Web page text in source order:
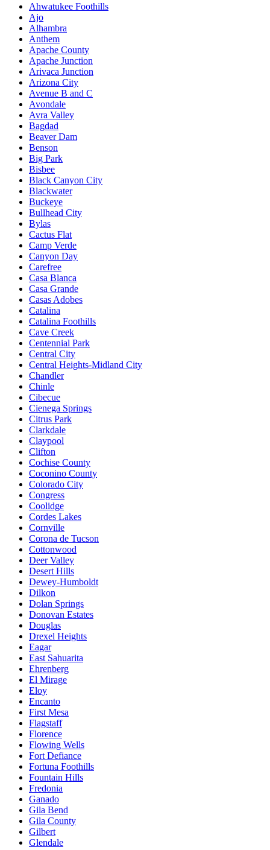
Ahwatukee Foothills
Ajo
Alhambra
Anthem
Apache County
Apache Junction
Arivaca Junction
Arizona City
Avenue B and C
Avondale
Avra Valley
Bagdad
Beaver Dam
Benson
Big Park
Bisbee
Black Canyon City
Blackwater
Buckeye
Bullhead City
Bylas
Cactus Flat
Camp Verde
Canyon Day
Carefree
Casa Blanca
Casa Grande
Casas Adobes
Catalina
Catalina Foothills
Cave Creek
Centennial Park
Central City
Central Heights-Midland City
Chandler
Chinle
Cibecue
Cienega Springs
Citrus Park
Clarkdale
Claypool
Clifton
Cochise County
Coconino County
Colorado City
Congress
Coolidge
Cordes Lakes
Cornville
Corona de Tucson
Cottonwood
Deer Valley
Desert Hills
Dewey-Humboldt
Dilkon
Dolan Springs
Donovan Estates
Douglas
Drexel Heights
Eagar
East Sahuarita
Ehrenberg
El Mirage
Eloy
Encanto
First Mesa
Flagstaff
Florence
Flowing Wells
Fort Defiance
Fortuna Foothills
Fountain Hills
Fredonia
Ganado
Gila Bend
Gila County
Gilbert
Glendale